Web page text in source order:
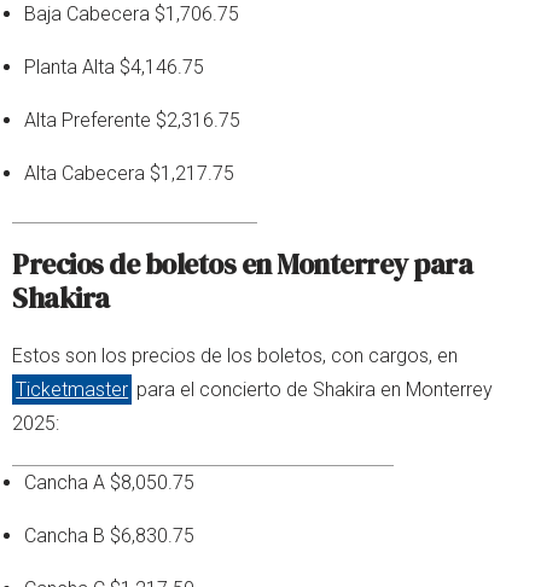
Baja Cabecera $1,706.75
Planta Alta $4,146.75
Alta Preferente $2,316.75
Alta Cabecera $1,217.75
Precios de boletos en Monterrey para
Shakira
Estos son los precios de los boletos, con cargos, en
Ticketmaster para el concierto de Shakira en Monterrey
2025:
Cancha A $8,050.75
Cancha B $6,830.75